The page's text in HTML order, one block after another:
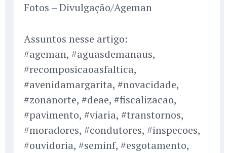
Fotos – Divulgação/Ageman
Assuntos nesse artigo:
#ageman, #aguasdemanaus,
#recomposicaoasfaltica,
#avenidamargarita, #novacidade,
#zonanorte, #deae, #fiscalizacao,
#pavimento, #viaria, #transtornos,
#moradores, #condutores, #inspecoes,
#ouvidoria, #seminf, #esgotamento,